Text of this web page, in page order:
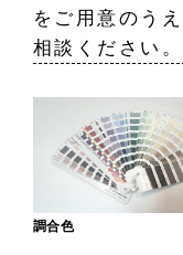
をご用意のう
相談ください。
調合色